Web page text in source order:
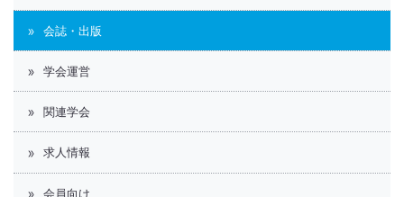
会誌・出版
学会運営
関連学会
求人情報
会員向け